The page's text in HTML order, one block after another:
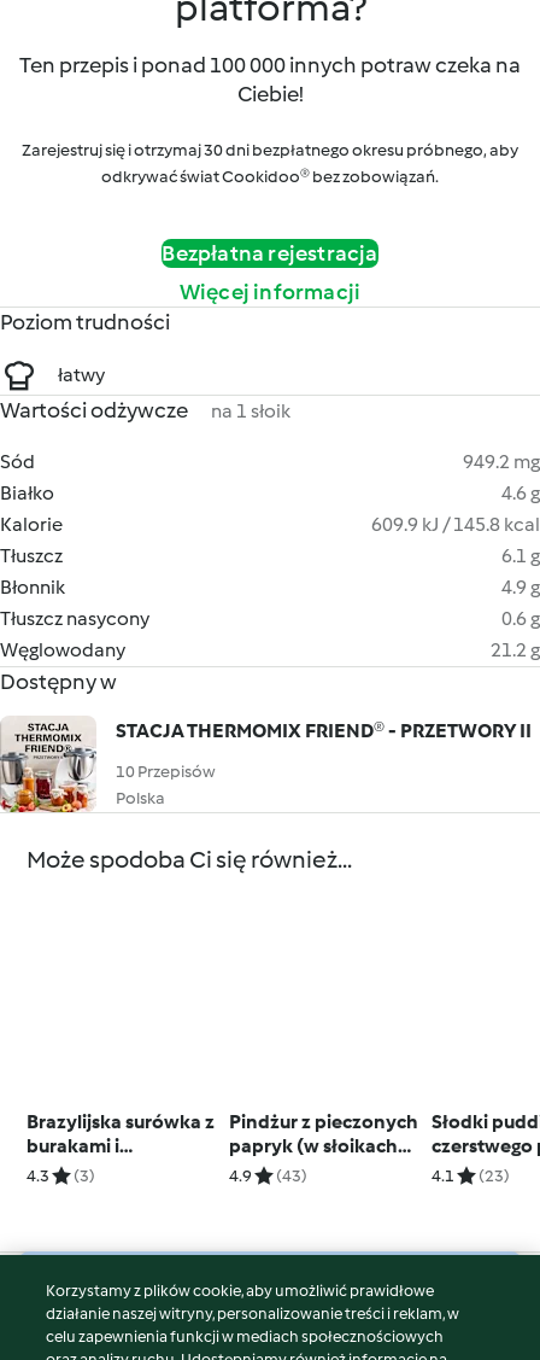
Ten przepis i ponad 100 000 innych potraw czeka na
Ciebie!
Zarejestruj się i otrzymaj 30 dni bezpłatnego okresu próbnego, aby
odkrywać świat Cookidoo® bez zobowiązań.
Bezpłatna rejestracja
Więcej informacji
Poziom trudności
łatwy
Wartości odżywcze na 1 słoik
Sód
949.2 mg
Białko
4.6 g
Kalorie
609.9 kJ / 145.8 kcal
Tłuszcz
6.1 g
Błonnik
4.9 g
Tłuszcz nasycony
0.6 g
Węglowodany
21.2 g
Dostępny w
STACJA THERMOMIX FRIEND® - PRZETWORY II
10 Przepisów
Polska
Może spodoba Ci się również...
Brazylijska surówka z
burakami i
marchewką (TM5)
4.3 (3)
Pindżur z pieczonych
papryk (w słoikach
na zimę)
4.9 (43)
Słodki
czerstwego
z
4.1 (23)
© Copyright 2026
Warunki korzystania
Korzystamy z plików cookie, aby umożliwić prawidłowe
działanie naszej witryny, personalizowanie treści i reklam, w
celu zapewnienia funkcji w mediach społecznościowych